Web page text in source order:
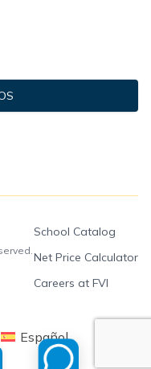
School Catalog
Net Price Calculator
Careers at FVI
Español